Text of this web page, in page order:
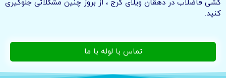
کشی فاضلاب در دهقان ویلای کرج ، از بروز چنین مشکلاتی جلوگیری
کنید.
تماس با لوله با ما